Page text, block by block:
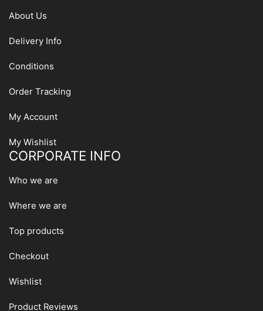
About Us
Delivery Info
Conditions
Order Tracking
My Account
My Wishlist
CORPORATE INFO
Who we are
Where we are
Top products
Checkout
Wishlist
Product Reviews